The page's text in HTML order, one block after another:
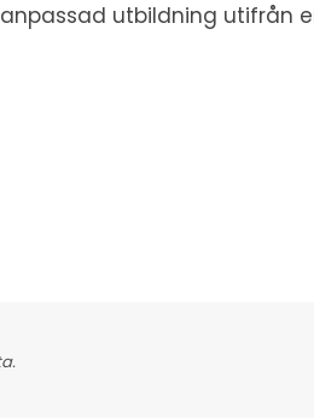
utbildning utifrån